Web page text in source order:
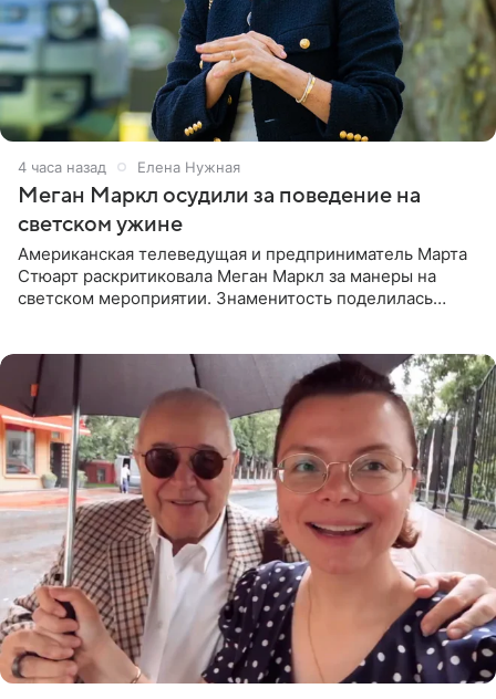
4 часа назад Елена Нужная
Меган Маркл осудили за поведение на
светском ужине
Американская телеведущая и предприниматель Марта
Стюарт раскритиковала Меган Маркл за манеры на
светском мероприятии. Знаменитость поделилась